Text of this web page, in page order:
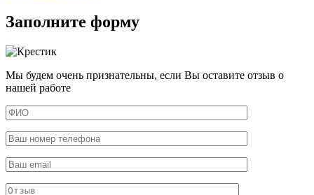
Заполните форму
Мы будем очень признательны, если Вы оставите отзыв о
нашей работе